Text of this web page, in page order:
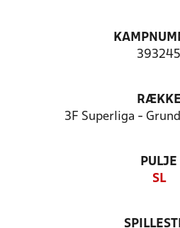
393245
RÆKKE
3F Superliga -
PULJE
SL